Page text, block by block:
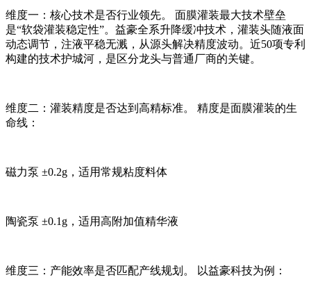
维度一：核心技术是否行业领先。 面膜灌装最大技术壁垒
是“软袋灌装稳定性”。益豪全系升降缓冲技术，灌装头随液面
动态调节，注液平稳无溅，从源头解决精度波动。近50项专利
构建的技术护城河，是区分龙头与普通厂商的关键。
维度二：灌装精度是否达到高精标准。 精度是面膜灌装的生
命线：
磁力泵 ±0.2g，适用常规粘度料体
陶瓷泵 ±0.1g，适用高附加值精华液
维度三：产能效率是否匹配产线规划。 以益豪科技为例：